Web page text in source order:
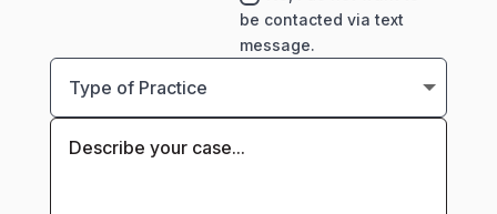
be contacted via text
message.